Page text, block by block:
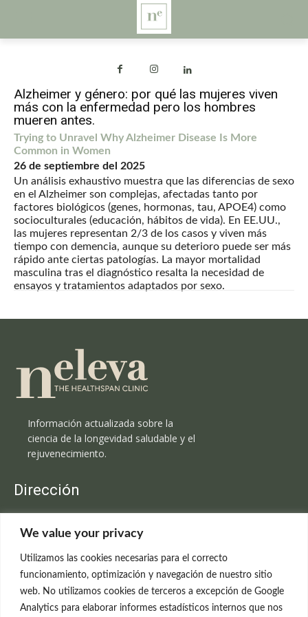
We value your privacy
Utilizamos las cookies necesarias para el correcto
funcionamiento, optimización y navegación de nuestro sitio
web. No utilizamos cookies de terceros a excepción de Google
Analytics para elaborar informes estadísticos internos que nos
Alzheimer y género: por qué las mujeres viven
más con la enfermedad pero los hombres
mueren antes.
Trying to Unravel Why Alzheimer Disease Is More
Common in Women
26 de septiembre del 2025
Un análisis exhaustivo muestra que las diferencias de sexo
en el Alzheimer son complejas, afectadas tanto por
factores biológicos (genes, hormonas, tau, APOE4) como
socioculturales (educación, hábitos de vida). En EE.UU.,
las mujeres representan 2/3 de los casos y viven más
tiempo con demencia, aunque su deterioro puede ser más
rápido ante ciertas patologías. La mayor mortalidad
masculina tras el diagnóstico resalta la necesidad de
ensayos y tratamientos adaptados por sexo.
Información actualizada sobre la
ciencia de la longevidad saludable y el
rejuvenecimiento.
Dirección
C/Claudio Coello, 19 - 1º
699 595 619
rejuvenecimiento@clinicaneleva.com